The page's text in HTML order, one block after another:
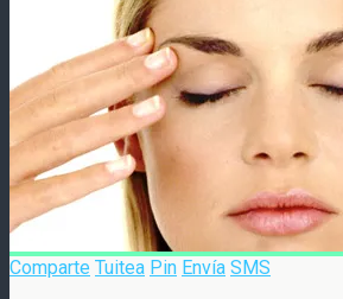
Comparte Tuitea Pin Envía SMS